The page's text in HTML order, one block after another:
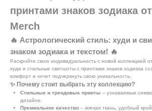
принтами знаков зодиака
Merch
🔥 Астрологический стиль: худи и
знаком зодиака и текстом! 🔥
Раскройте свою индивидуальность с новой коллекцией
худи и стильные свитшоты с принтами знаков зодиака
комфорт и хочет подчеркнуть свою уникальность.
✨ Почему стоит выбрать эту коллекцию?
Стильные и трендовые принты – узнаваемые
дизайне.
Премиальное качество – мягкая ткань, удобный